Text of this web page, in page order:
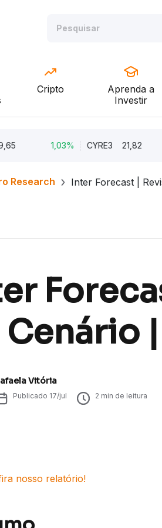
Cripto
Aprenda a
Investir
CYRE3 21,82
Research Inter Forecast |
Cenário
Vitória
Publicado 17/jul 2 min de leitura
nosso relatório!